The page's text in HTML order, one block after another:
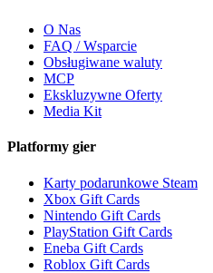
O Nas
FAQ / Wsparcie
Obsługiwane waluty
MCP
Ekskluzywne Oferty
Media Kit
Platformy gier
Karty podarunkowe Steam
Xbox Gift Cards
Nintendo Gift Cards
PlayStation Gift Cards
Eneba Gift Cards
Roblox Gift Cards